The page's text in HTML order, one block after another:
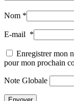
Nom *
E-mail *
Enregistrer mon
pour mon prochain
Note Globale